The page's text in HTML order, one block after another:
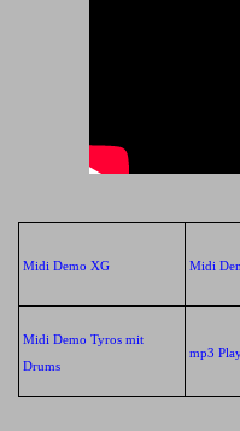
Midi Demo XG Midi
Midi Demo Tyros mit
Drums
mp3